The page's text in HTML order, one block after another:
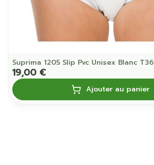
Suprima 1205 Slip Pvc Unisex Blanc T36
19,00 €
Ajouter au panier